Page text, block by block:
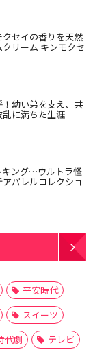
クセイの香りを天然
リーム キンモクセ
幼い弟を支え、共
に満ちた生涯
キング…ウルトラ怪
パレルコレクショ
平安時代
スイーツ
代劇
テレビ